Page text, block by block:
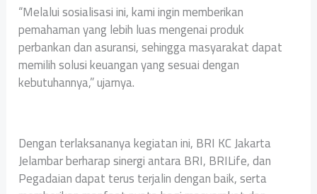
“Melalui sosialisasi ini, kami ingin memberikan
pemahaman yang lebih luas mengenai produk
perbankan dan asuransi, sehingga masyarakat dapat
memilih solusi keuangan yang sesuai dengan
kebutuhannya,” ujarnya.
Dengan terlaksananya kegiatan ini, BRI KC Jakarta
Jelambar berharap sinergi antara BRI, BRILife, dan
Pegadaian dapat terus terjalin dengan baik, serta